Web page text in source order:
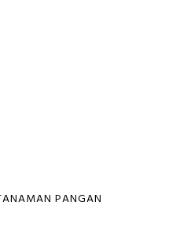
PANGAN